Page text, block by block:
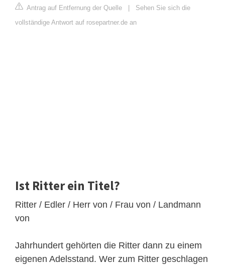
Antrag auf Entfernung der Quelle
Sehen Sie sich die
vollständige Antwort auf rosepartner.de an
Ist Ritter ein Titel?
Ritter / Edler / Herr von / Frau von / Landmann
von
Jahrhundert gehörten die Ritter dann zu einem
eigenen Adelsstand. Wer zum Ritter geschlagen